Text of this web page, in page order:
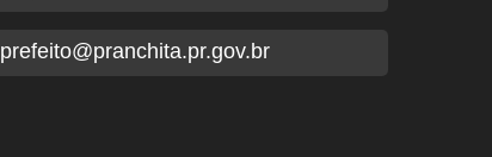
prefeito@pranchita.pr.gov.br